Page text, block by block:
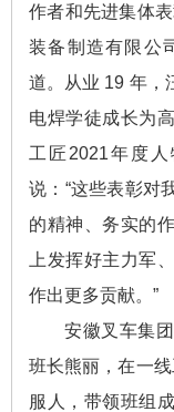
作者和先进集体
装备制造有限公
道。从业 19 年，
电焊学徒成长为
工匠2021年度
说：“这些表彰对
的精神、务实的
上发挥好主力军
作出更多贡献。”
安徽叉车集
班长熊丽，在一
服人，带领班组